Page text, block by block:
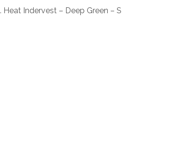
. Heat Indervest – Deep Green – S